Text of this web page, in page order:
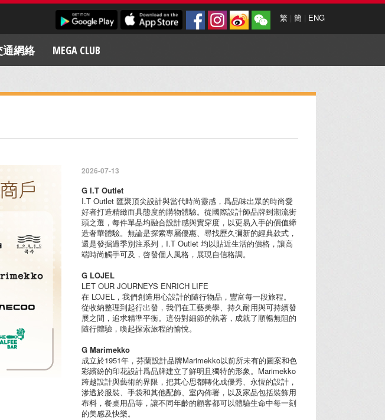
繁 | 簡 | ENG
通網絡 MEGA CLUB
2026-07-13
G I.T Outlet
I.T Outlet 匯聚頂尖設計與當代時尚靈感，爲品味出眾的時尚愛
好者打造精緻而具態度的購物體驗。從國際設計師品牌到潮流街
頭之選，每件單品均融合設計感與實穿度，以更易入手的價值締
造奢華體驗。無論是探索專屬優惠、尋找歷久彌新的經典款式，
還是發掘過季別注系列，I.T Outlet 均以貼近生活的價格，讓高
端時尚觸手可及，啓發個人風格，展現自信格調。
G LOJEL
LET OUR JOURNEYS ENRICH LIFE
在 LOJEL，我們創造用心設計的隨行物品，豐富每一段旅程。
從收納整理到起行出發，我們在工藝美學、持久耐用與可持續發
展之間，追求精準平衡。這份對細節的執著，成就了順暢無阻的
隨行體驗，喚起探索旅程的愉悅。
G Marimekko
成立於1951年，芬蘭設計品牌Marimekko以前所未有的圖案和色
彩繽紛的印花設計爲品牌建立了鮮明且獨特的形象。Marimekko
跨越設計與藝術的界限，把其心思都轉化成優秀、永恆的設計，
滲透於服裝、手袋和其他配飾、室內佈署，以及家品包括裝飾用
布料，餐桌用品等，讓不同年齡的顧客都可以體驗生命中每一刻
的美感及快樂。